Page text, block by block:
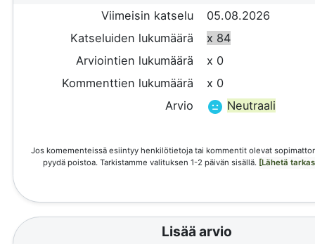
Viimeisin katselu
05.08.2026
Katseluiden lukumäärä
x 84
Arviointien lukumäärä
x 0
Kommenttien lukumäärä
x 0
Arvio
Neutraali
Jos komementeissä esiintyy henkilötietoja tai kommentit olevat
pyydä poistoa. Tarkistamme valituksen 1-2 päivän sisällä. [Lähetä
Lisää arvio